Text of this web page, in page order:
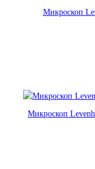
Микроскоп
Микроскоп